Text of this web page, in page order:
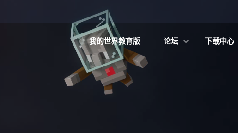
我的世界教育版 论坛 下载中心